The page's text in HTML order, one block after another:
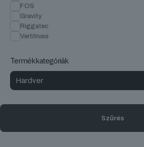
FOS
Gravity
Riggatec
Vertitruss
Termékkategóriák
Szűrés